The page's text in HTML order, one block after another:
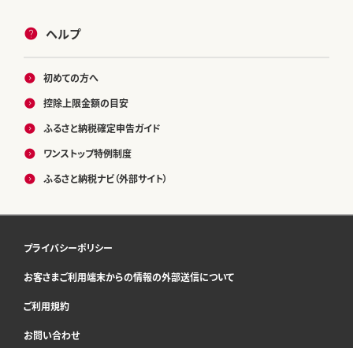
ヘルプ
初めての方へ
控除上限金額の目安
ふるさと納税確定申告ガイド
ワンストップ特例制度
ふるさと納税ナビ（外部サイト）
プライバシーポリシー
お客さまご利用端末からの情報の外部送信について
ご利用規約
お問い合わせ